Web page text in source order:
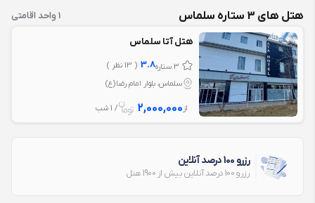
هتل های 3 ستاره سلماس 1 واحد اقامتی
هتل آتا سلماس
3 ستاره 3.8 ( 13 نظر )
سلماس، بلوار امام رضا(ع)
از 2,000,000 / 1 شب
رزرو 100 درصد آنلاین
رزرو 100 درصد آنلاین بیش از 1900 هتل